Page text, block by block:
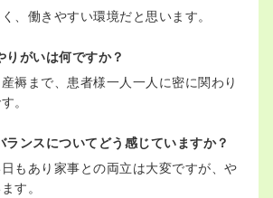
、働きやすい環境だと思います。
りがいは何ですか？
褥まで、患者様一人一人に密に関わり
。
ランスについてどう感じていますか？
もあり家事との両立は大変ですが、や
す。